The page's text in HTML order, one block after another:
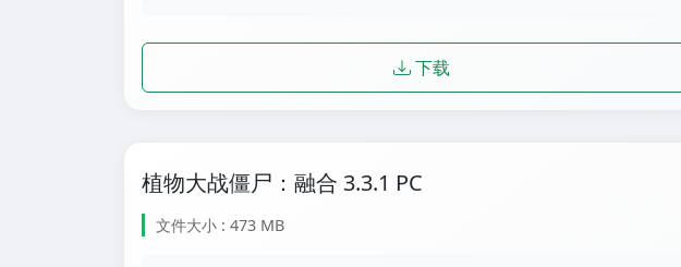
下载
植物大战僵尸：融合 3.3.1 PC
文件大小 : 473 MB